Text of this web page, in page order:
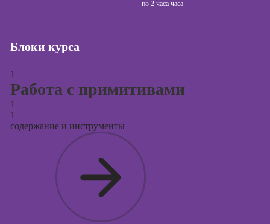
по 2 часа часа
Блоки курса
1
Работа с примитивами
1
1
содержание и инструменты